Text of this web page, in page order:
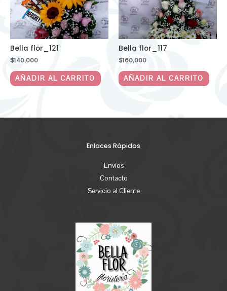
Bella flor_121
$140,000
AÑADIR AL CARRITO
Bella flor_117
$160,000
AÑADIR AL CARRITO
Enlaces Rápidos
Envíos
Contacto
Servicio al Cliente